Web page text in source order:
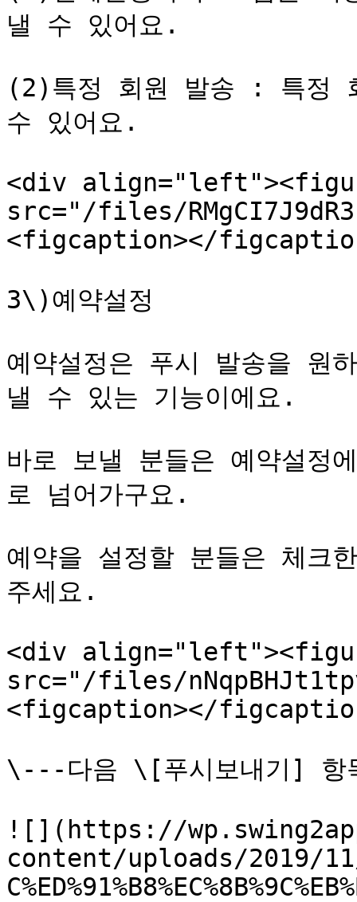
낼 수 있어요.
(2)특정 회원 발송 : 특정
수 있어요.
<div
src="/files/
<figcaption></
3\)예약설정
예약설정은 푸시 발송을 원
낼 수 있는 기능이에요.
바로 보낼 분들은 예약설정
로 넘어가구요.
예약을 설정할 분들은 체크
주세요.
<div
src="/files/
<figcaption></
\---다음 \[푸시보내기] 항
![](https://
content/uploads/2019/11/